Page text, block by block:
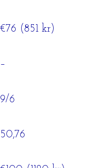
€76 (851 kr)
–
9/6
50,76